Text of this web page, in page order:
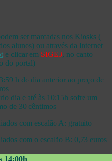
ser marcadas nos Kiosks (
alunos) ou através da Internet
e clicar em SIGE3, no canto
do portal)
h do dia anterior ao preço de
dia e até às 10:15h sofre um
de 30 cêntimos
com escalão A: gratuito
com o escalão B: 0,73 euros
14:00h